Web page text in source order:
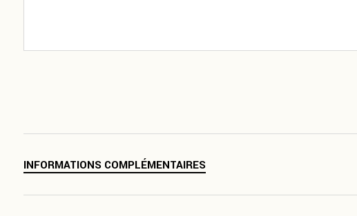
INFORMATIONS COMPLÉMENTAIRES